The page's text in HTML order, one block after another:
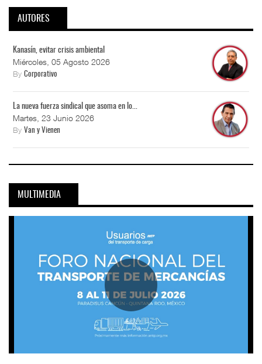
AUTORES
Kanasín, evitar crisis ambiental
Miércoles, 05 Agosto 2026
By Corporativo
La nueva fuerza sindical que asoma en lo...
Martes, 23 Junio 2026
By Van y Vienen
MULTIMEDIA